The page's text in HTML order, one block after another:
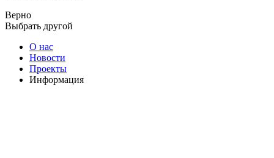
Верно
Выбрать другой
О нас
Новости
Проекты
Информация